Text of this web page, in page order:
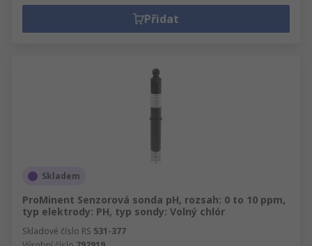
Přidat
Skladem
ProMinent Senzorová sonda pH, rozsah: 0 to 10 ppm,
typ elektrody: PH, typ sondy: Volný chlór
Skladové číslo RS 531-377